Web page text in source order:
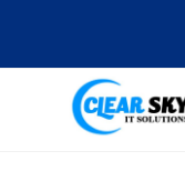
content